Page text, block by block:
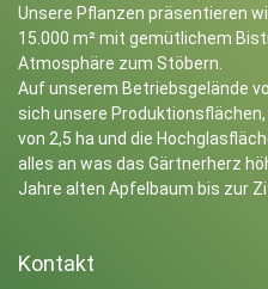
Unsere Pflanzen präsentieren
15.000 m² mit gemütlichem
Atmosphäre zum Stöbern.
Auf unserem Betriebsgelände
sich unsere
von 2,5 ha und die
alles an was das Gärtnerherz
Jahre alten Apfelbaum bis zur
Kontakt